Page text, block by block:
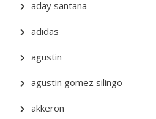
aday santana
adidas
agustin
agustin gomez silingo
akkeron